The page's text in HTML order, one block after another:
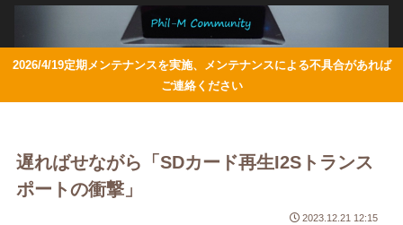
2026/4/19定期メンテナンスを実施、メンテナンスによる不具合があれば
ご連絡ください
遅ればせながら「SDカード再生I2Sトランス
ポートの衝撃」
2023.12.21 12:15